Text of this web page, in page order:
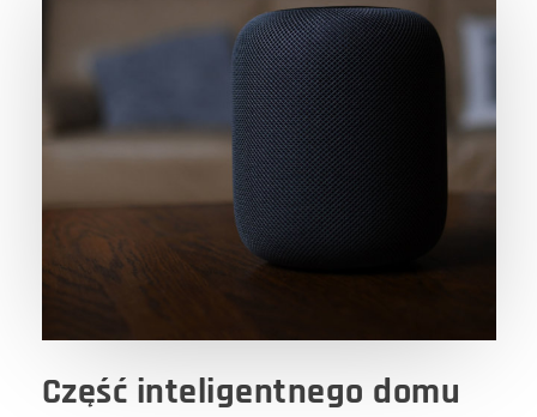
Część inteligentnego domu